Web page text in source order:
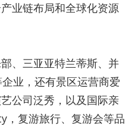
业链布局和全球化资源
、三亚亚特兰蒂斯、并
业，还有景区运营商爱
公司泛秀，以及国际亲
复游旅行、复游会等品